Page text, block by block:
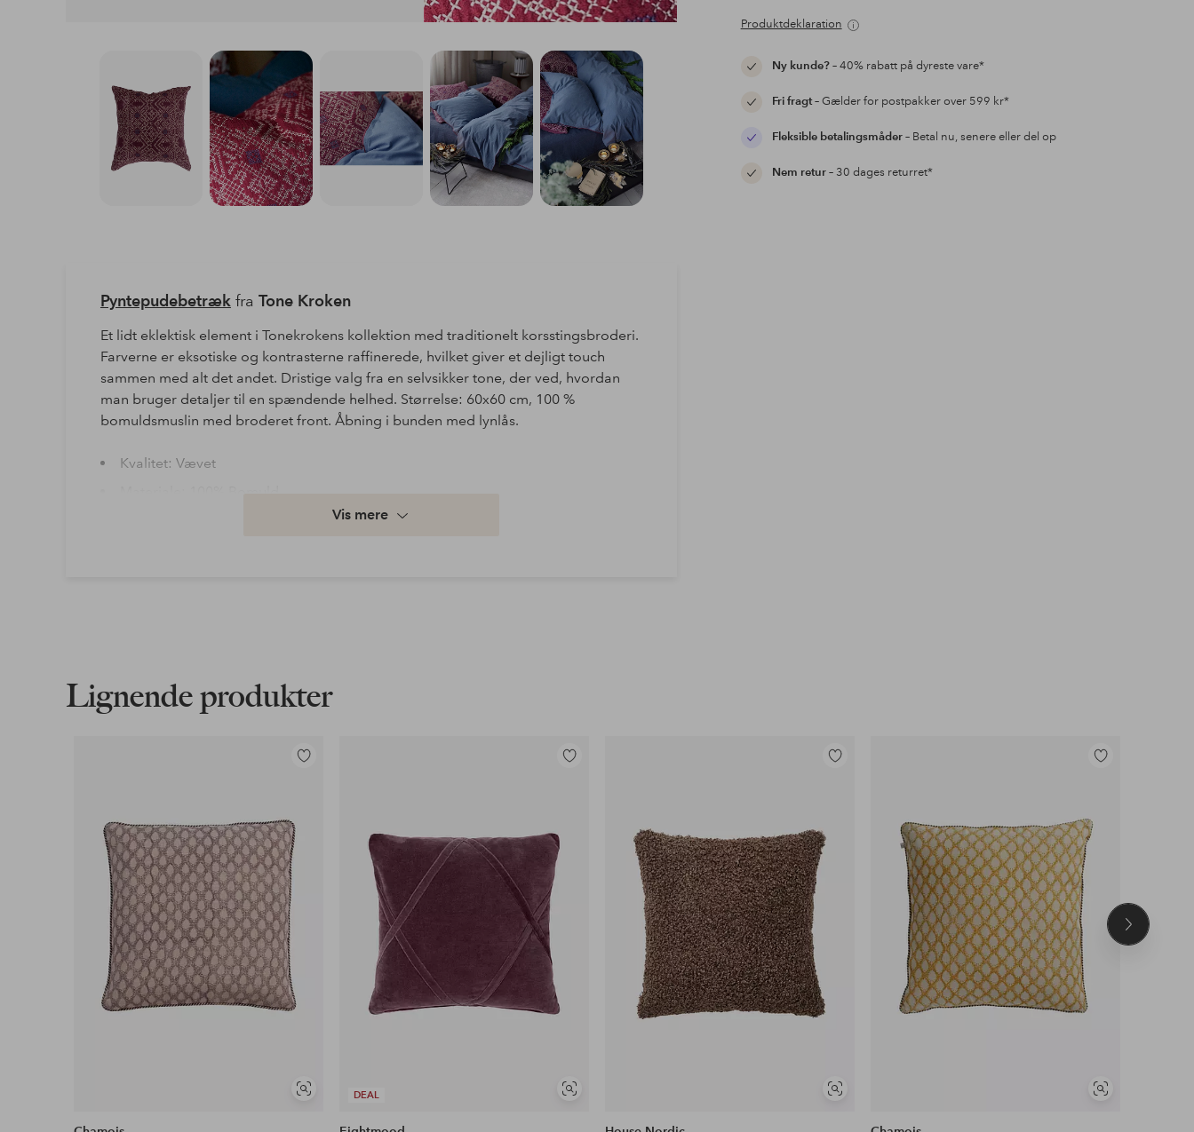
Produktdeklaration
Ny kunde?– 40% rabatt på dyreste vare*
Fri fragt– Gælder for postpakker over 599 kr*
Fleksible betalingsmåder– Betal nu, senere eller del op
Nem retur– 30 dages returret*
Pyntepudebetrækfra Tone Kroken
Et lidt eklektisk element i Tonekrokens kollektion med traditionelt korsstingsbroderi.
Farverne er eksotiske og kontrasterne raffinerede, hvilket giver et dejligt touch
sammen med alt det andet. Dristige valg fra en selvsikker tone, der ved, hvordan
man bruger detaljer til en spændende helhed. Størrelse: 60x60 cm, 100 %
bomuldsmuslin med broderet front. Åbning i bunden med lynlås.
Kvalitet: Vævet
Læs mere
Vores mest fordelagtige betalingsmetode
Læs mere
Vis mere
Lignende produkter
Se
Tilføj
DEAL
Se
Tilføj
Se
Tilføj
Se
Tilføj
Næste